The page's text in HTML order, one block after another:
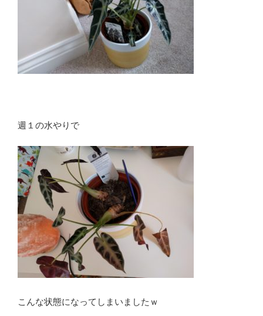
週１の水やりで
こんな状態になってしまいましたｗ